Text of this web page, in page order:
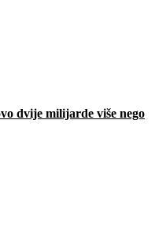
dvije milijarde više nego